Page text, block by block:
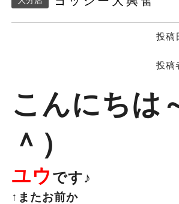
投稿
投稿
こんにちは
＾）
ユウ です♪
↑またお前か